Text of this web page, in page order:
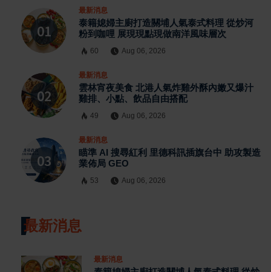
最新消息
泰籍媳婦主廚打造關埔人氣泰式料理 從炒河
粉到咖哩 展現現點現做南洋風味層次
60 Aug 06, 2026
最新消息
雲林宵夜美食 北港人氣炸雞外酥內嫩又爆汁
雞排、小點、飲品自由搭配
49 Aug 06, 2026
最新消息
瞄準 AI 搜尋紅利 里德科訊插旗台中 助攻製造
業佈局 GEO
53 Aug 06, 2026
最新消息
最新消息